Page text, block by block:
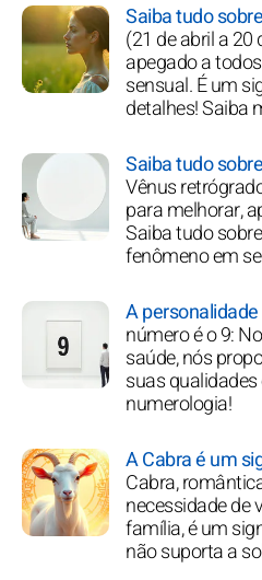
Saiba tudo
(21 de abril a
apegado a
sensual. É um
detalhes! Saiba
Saiba tudo
Vênus
para melhorar,
Saiba tudo
fenômeno em
A
número é o 9:
saúde, nós
suas
numerologia!
A Cabra é um
Cabra,
necessidade de
família, é um
não suporta a